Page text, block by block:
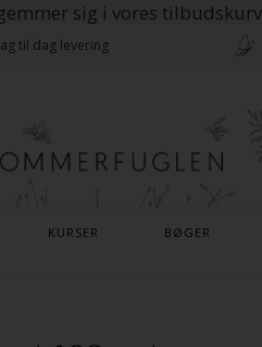
sig i vores
til dag levering
KURSER BØGER